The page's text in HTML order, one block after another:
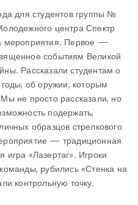
для студентов группы №
центра Спектр
мероприятия. Первое —
событиям Великой
Рассказали студентам о
об оружии, которым
не просто рассказали, но
подержать,
образцов стрелкового
— традиционная
игра «Лазертаг». Игроки
рубились «Стенка на
контрольную точку.